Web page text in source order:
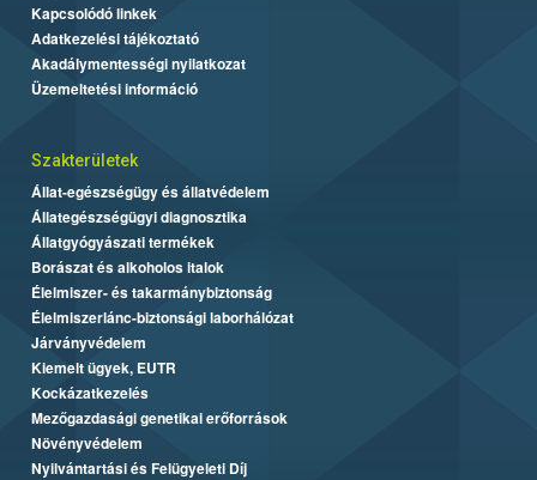
Kapcsolódó linkek
Adatkezelési tájékoztató
Akadálymentességi nyilatkozat
Üzemeltetési információ
Szakterületek
Állat-egészségügy és állatvédelem
Állategészségügyi diagnosztika
Állatgyógyászati termékek
Borászat és alkoholos italok
Élelmiszer- és takarmánybiztonság
Élelmiszerlánc-biztonsági laborhálózat
Járványvédelem
Kiemelt ügyek, EUTR
Kockázatkezelés
Mezőgazdasági genetikai erőforrások
Növényvédelem
Nyilvántartási és Felügyeleti Díj